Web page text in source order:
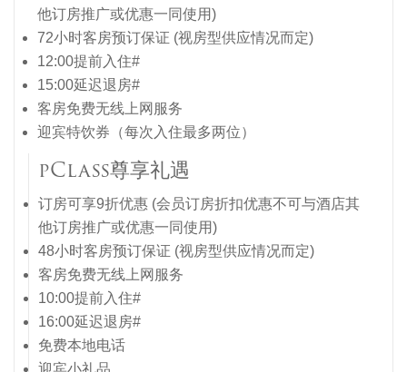
他订房推广或优惠一同使用)
72小时客房预订保证 (视房型供应情况而定)
12:00提前入住#
15:00延迟退房#
客房免费无线上网服务
迎宾特饮券（每次入住最多两位）
pClass尊享礼遇
订房可享9折优惠 (会员订房折扣优惠不可与酒店其
他订房推广或优惠一同使用)
48小时客房预订保证 (视房型供应情况而定)
客房免费无线上网服务
10:00提前入住#
16:00延迟退房#
免费本地电话